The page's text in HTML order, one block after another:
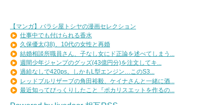
【マンガ】バラシ屋トシヤの漫画セレクション
仕事中でも付けられる香水
久保優太(38)、10代の女性と再婚
結婚相談所職員さん、子なし女にド正論を述べてしまう...
週間少年ジャンプのグッズ(43億円分)を注文してキ...
過給なしで420ps。しかもL型エンジン…このS3...
レッドブルリザーブの角田裕毅、ケイナさんと一緒に酒...
最近知ってびっくりしたこと『ポカリスエットを作るの...